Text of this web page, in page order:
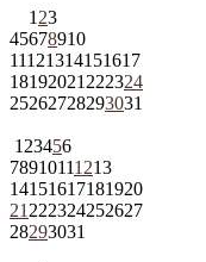
1 23
45678910
11121314151617
18192021 222324
25262728293031
1 23456
78910111213
14151617181920
21 222324252627
28293031